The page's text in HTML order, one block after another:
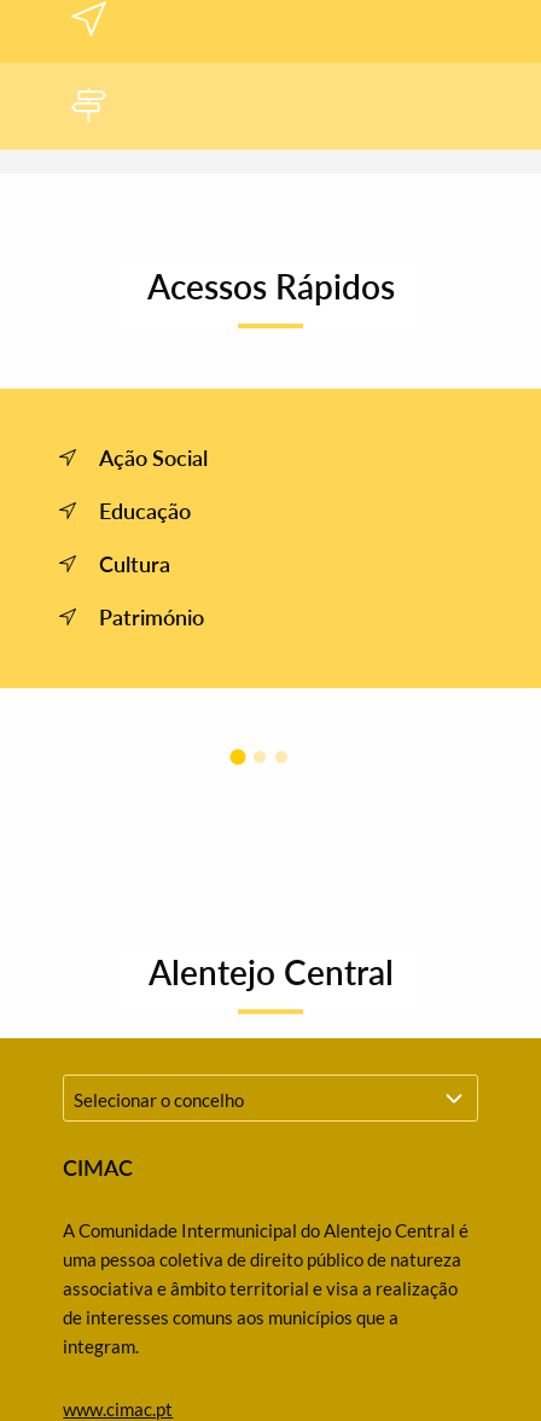
Filtros
Acessos Rápidos
Ação Social
Educação
Cultura
Património
Alentejo Central
CIMAC
A Comunidade Intermunicipal do Alentejo Central é
uma pessoa coletiva de direito público de natureza
associativa e âmbito territorial e visa a realização
de interesses comuns aos municípios que a
integram.
www.cimac.pt